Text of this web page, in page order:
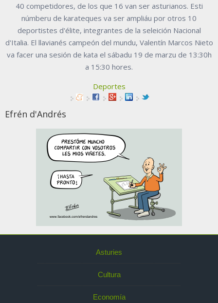
40 competidores, de los que 16 van ser asturianos. Esti
númberu de karateques va ser ampliáu por otros 10
deportistes d'élite, integrantes de la seleición Nacional
d'Italia. El llavianés campeón del mundu, Valentín Marcos Nieto
va facer una sesión de kata el sábadu 19 de marzu de 13:30h
a 15:30 hores.
Deportes
Efrén d'Andrés
Asturies
Cultura
Economía